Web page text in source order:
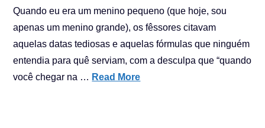
Quando eu era um menino pequeno (que hoje, sou
apenas um menino grande), os fêssores citavam
aquelas datas tediosas e aquelas fórmulas que ninguém
entendia para quê serviam, com a desculpa que “quando
você chegar na … Read More